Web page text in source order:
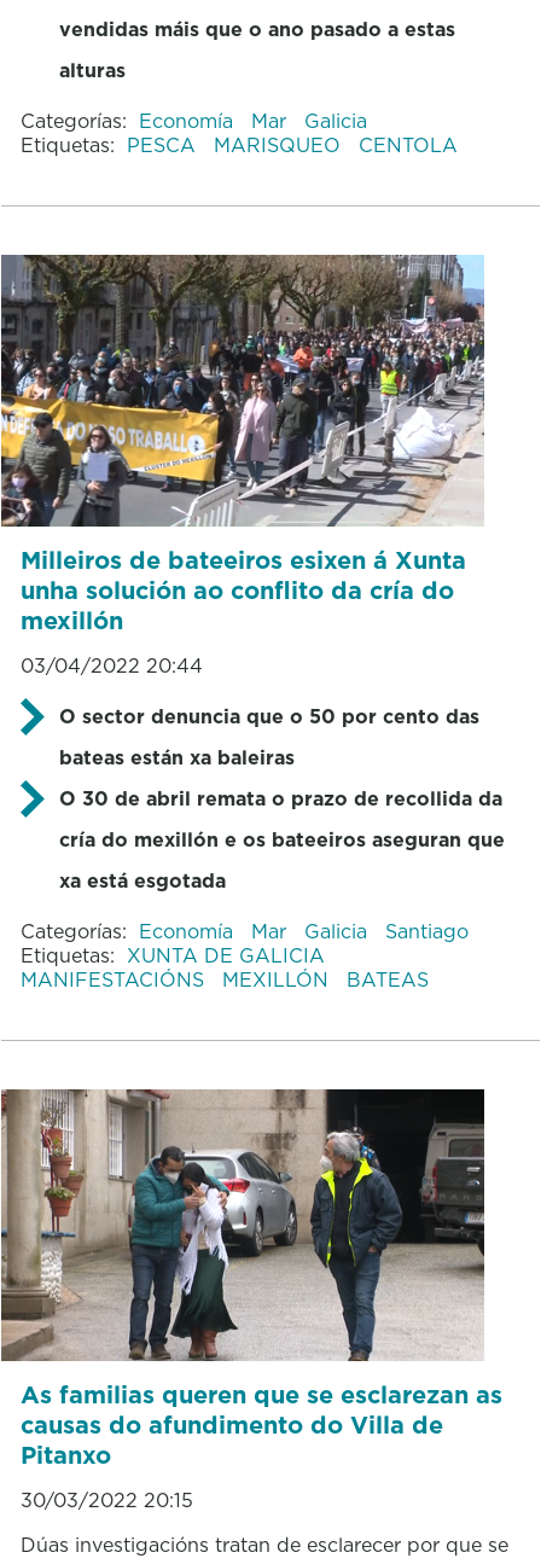
vendidas máis que o ano pasado a estas
alturas
Categorías: Economía Mar
Galicia
Etiquetas: PESCA MARISQUEO CENTOLA
Milleiros de bateeiros esixen á Xunta
unha solución ao conflito da cría do
mexillón
03/04/2022 20:44
O sector denuncia que o 50 por cento das
bateas están xa baleiras
O 30 de abril remata o prazo de recollida da
cría do mexillón e os bateeiros aseguran que
xa está esgotada
Categorías: Economía Mar Galicia
Santiago
Etiquetas: XUNTA DE GALICIA
MANIFESTACIÓNS
MEXILLÓN BATEAS
As familias queren que se esclarezan as
causas do afundimento do Villa de
Pitanxo
30/03/2022 20:15
Dúas investigacións tratan de esclarecer por que se